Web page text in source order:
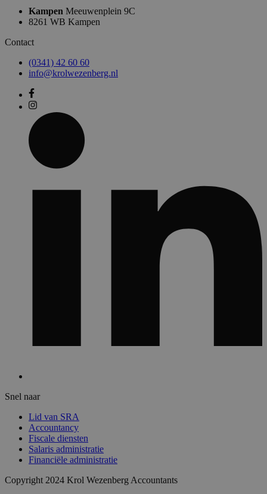
Kampen Meeuwenplein 9C
8261 WB Kampen
Contact
(0341) 42 60 60
info@krolwezenberg.nl
Snel naar
Lid van SRA
Accountancy
Fiscale diensten
Salaris administratie
Financiële administratie
Copyright 2024 Krol Wezenberg Accountants